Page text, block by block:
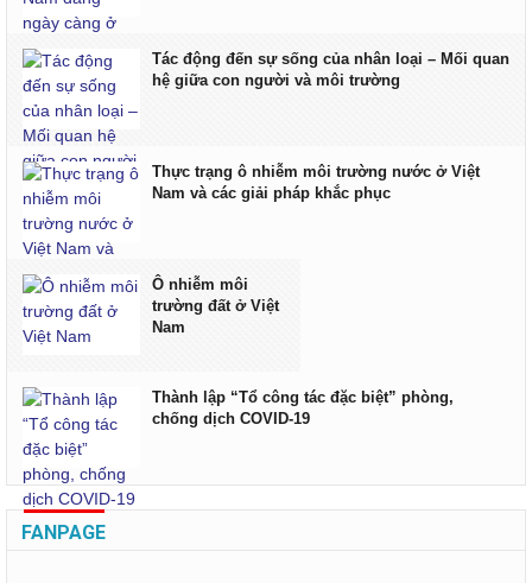
Tác động đến sự sống của nhân loại – Mối quan
hệ giữa con người và môi trường
Thực trạng ô nhiễm môi trường nước ở Việt
Nam và các giải pháp khắc phục
Ô nhiễm môi
trường đất ở Việt
Nam
Thành lập “Tổ công tác đặc biệt” phòng,
chống dịch COVID-19
FANPAGE